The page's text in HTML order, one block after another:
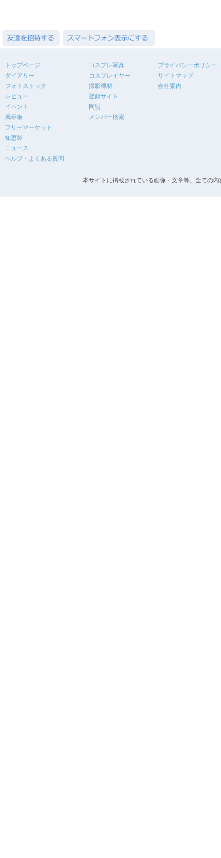
トップページ
ダイアリー
フォトストック
レビュー
イベント
掲示板
フリーマーケット
知恵袋
ニュース
ヘルプ・よくある質問
コスプレ写真
コスプレイヤー
撮影機材
登録サイト
同盟
メンバー検索
プライバシーポリシー
サイトマップ
会社案内
本サイトに掲載されている画像・文章等、全ての